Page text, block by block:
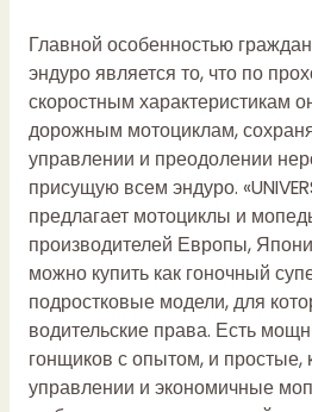
Главной особенностью
эндуро является то, что по
скоростным характеристикам
дорожным мотоциклам,
управлении и преодолении
присущую всем эндуро.
предлагает мотоциклы и
производителей Европы,
можно купить как гоночный
подростковые модели, для
водительские права. Есть
гонщиков с опытом, и
управлении и экономичные